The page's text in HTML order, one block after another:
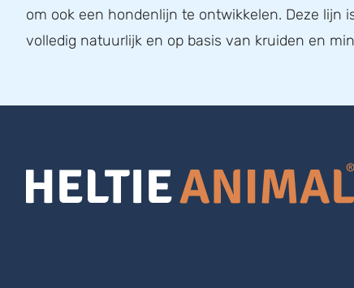
om ook een hondenlijn te ontwikkelen. Deze lijn
volledig natuurlijk en op basis van kruiden en